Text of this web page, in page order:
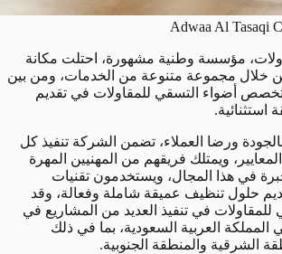
Adwaa Al Tasaqi
مؤسسة وطنية مشهورة، احتلت مكانة
خلال مجموعة متنوعة من الخدمات، ومن بين
أضواء التسقي للمقاولات في تقديم
بالجودة ورضا العملاء، تضمن الشركة تنفيذ كل
ويمتلك فريقهم من المهنيين المهرة
في هذا المجال، ويستخدمون تقنيات
حلول تنظيف عميقة شاملة وفعالة، وقد
في تنفيذ العديد من المشاريع في
المملكة العربية السعودية، بما في ذلك
الشرقية والمنطقة الجنوبية.